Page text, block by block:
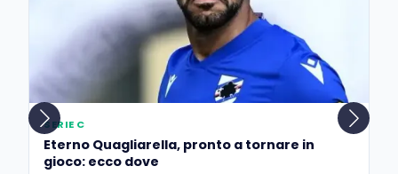
SERIE C
Eterno Quagliarella, pronto a tornare in
gioco: ecco dove